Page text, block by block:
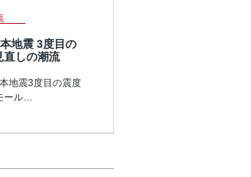
地震 3度目の
直しの潮流
地震3度目の震度
ール…